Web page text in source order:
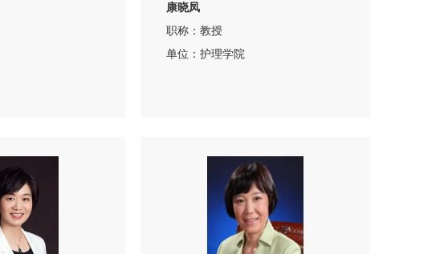
康晓凤
职称：教授
单位：护理学院